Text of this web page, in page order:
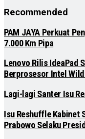
Recommended
PAM JAYA Perkuat
7.000 Km Pipa
Lenovo Rilis IdeaPad
Berprosesor Intel
Lagi-lagi Santer Isu
Isu Reshuffle Kabinet
Prabowo Selaku